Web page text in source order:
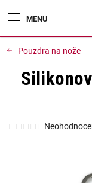
na
Pouzdra na nože
Průměrné
hodnocení